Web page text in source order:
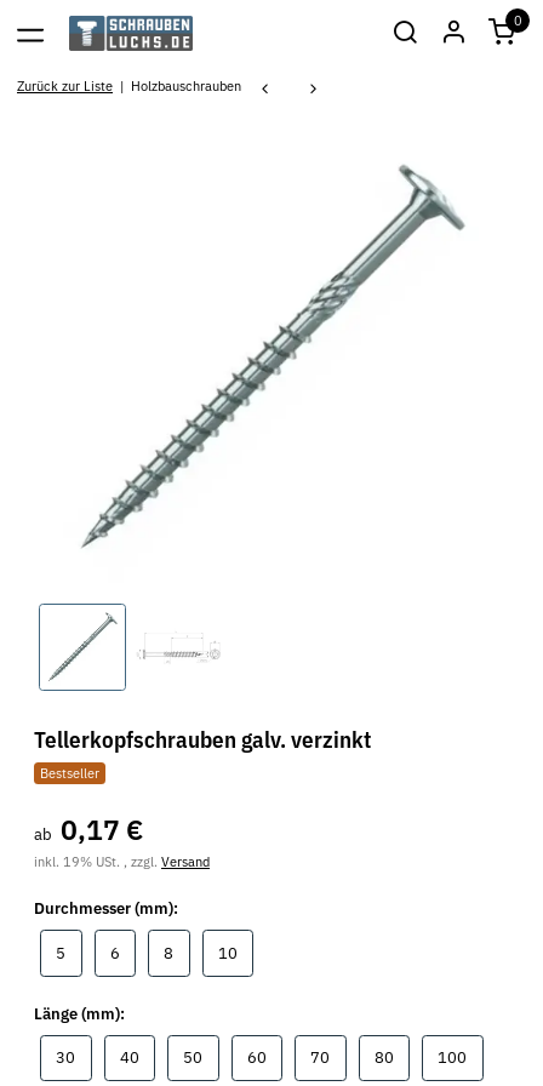
0
Zurück zur Liste Holzbauschrauben
Tellerkopfschrauben galv. verzinkt
Bestseller
ab 0,17 €
inkl. 19% USt. , zzgl. Versand
Durchmesser (mm):
5 66 8 1010
Länge (mm):
30 4040 50 6060 70 8080 100